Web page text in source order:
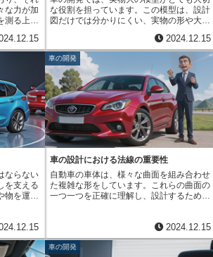
れにくい
い機器の
さらに、
など、お
点までチ
りに役
こそ発
部品の
などは、
長距離走
じっくり
を発見
す。この
様に安心
とが可能になります。現寸図を作成する方
法は様々ですが、近年ではコンピュータ支
援設計（CAD）システムが広く利用されて
います。CADシステムを用いることで、三
次元モデルから正確な現寸図を簡単に作成
することができます。また、CADデータは
他の設計データと連携させることも容易な
ため、設計プロセス全体の効率化にも繋が
ります。さらに、CADデータは修正や変更
が容易であるため、設計変更が発生した場
合でも迅速に対応することができます。現
寸図は、自動車の設計・製造工程におい
て、正確な情報を伝えるための重要なツー
ルです。設計者から製造現場の作業者に至
るまで、関係者全員が同じ図面を共有する
ことで、意思疎通をスムーズに行い、高品
質な自動車を製造することができます。特
に、複雑な形状の部品が多い自動車におい
ては、現寸図の存在は欠かせないものと言
な力が加
測る上
に重要で
大応力比
ると、
力は、
に一定と
中に路面
品には振
変動しま
る応力の
力と呼
応力で割
小最大
ます。
値であれ
時の最小
は、部品
最小応力
に大きい
０に近づ
変化が非
な役割を担っています。この模型は、設計
図だけでは分かりにくい、実物の形や大き
られます。設計者はこの模型を細かく観察
することで、形の美しさや釣り合い、使い
やすさなどを評価します。人が乗った時の
快適さや視界、運転する時の姿勢なども、
実物大の模型を使うことで確認できます。
そのため、設計の早い段階で問題点を見つ
け、改良することができます。この模型
は、ただ形を見るためだけの物ではなく、
開発の過程で重要な決定をするための道具
と言えるでしょう。特に、美しい車を作る
ためには、実物大の模型による確認は欠か
せません。わずかな曲線の美しさや、全体
の釣り合い、そして実際に車を見た時の印
象などは、図面やコンピューター画面だけ
では正しく判断することが難しいからで
す。実物大の模型を作ることで、設計者や
し、修正を加えることができます。模型を
様々な角度から観察することで、光の反射
具合や影の落ち方など、細かな部分まで確
認できます。また、実際に人が乗り込ん
2024.12.15
ならない
を支える
物を運ぶ
る会社
えるた
。安全性
車の開発
車の設計における法線の重要性
自動車の車体は、様々な曲面を組み合わせ
た複雑な形をしています。これらの曲面の
一つ一つを正確に理解し、設計するために
のことを指します。簡単な例で考えてみま
しょう。球を考えてみると、球の中心から
表面に向かって伸びる線が法線です。平ら
2024.12.15
車の開発